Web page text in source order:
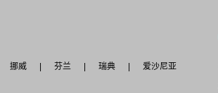
挪威 芬兰 瑞典
爱沙尼亚